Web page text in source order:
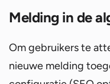
Melding in de
Om gebruikers te
nieuwe melding